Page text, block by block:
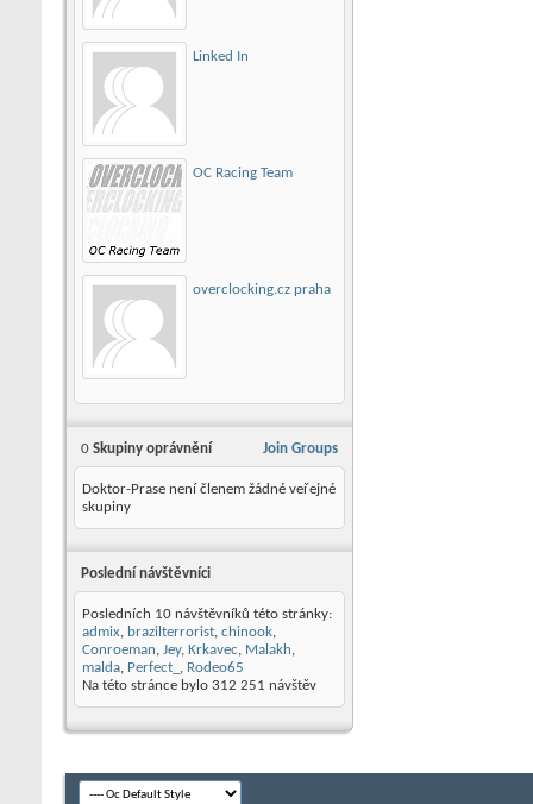
Linked In
OC Racing Team
overclocking.cz praha
Join Groups
0 Skupiny oprávnění
Doktor-Prase není členem žádné veřejné
skupiny
Poslední návštěvníci
Posledních 10 návštěvníků této stránky:
admix, brazilterrorist, chinook,
Conroeman, Jey, Krkavec, Malakh,
malda, Perfect_ , Rodeo65
Na této stránce bylo 312 251 návštěv